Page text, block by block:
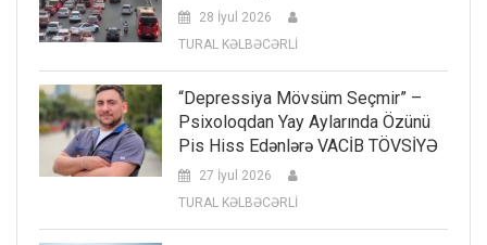
28 İyul 2026
TURAL KƏLBƏCƏRLİ
“Depressiya Mövsüm Seçmir” –
Psixoloqdan Yay Aylarında Özünü
Pis Hiss Edənlərə VACİB TÖVSİYƏ
27 İyul 2026
TURAL KƏLBƏCƏRLİ